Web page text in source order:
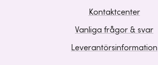
Kontaktcenter
Vanliga frågor & svar
Leverantörsinformation